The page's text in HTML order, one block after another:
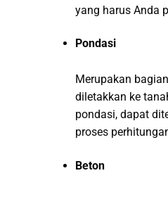
yang harus Anda
Pondasi
Merupakan
diletakkan ke
pondasi, dapat
proses
Beton